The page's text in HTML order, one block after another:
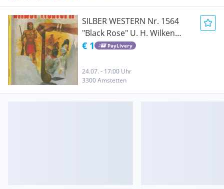
SILBER WESTERN Nr. 1564
"Black Rose" U. H. Wilken
(Uwe Hans Wilken)
€ 1 PayLivery
24.07. - 17:00 Uhr
3300 Amstetten